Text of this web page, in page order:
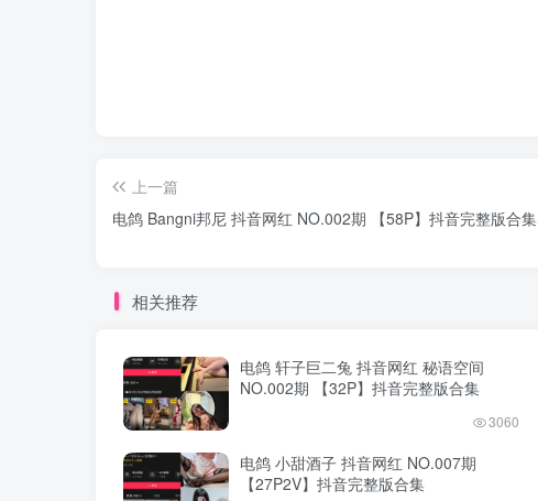
上一篇
电鸽 Bangni邦尼 抖音网红 NO.002期 【58P】抖音完整版合集
相关推荐
电鸽 轩子巨二兔 抖音网红 秘语空间
NO.002期 【32P】抖音完整版合集
3060
电鸽 小甜酒子 抖音网红 NO.007期
【27P2V】抖音完整版合集